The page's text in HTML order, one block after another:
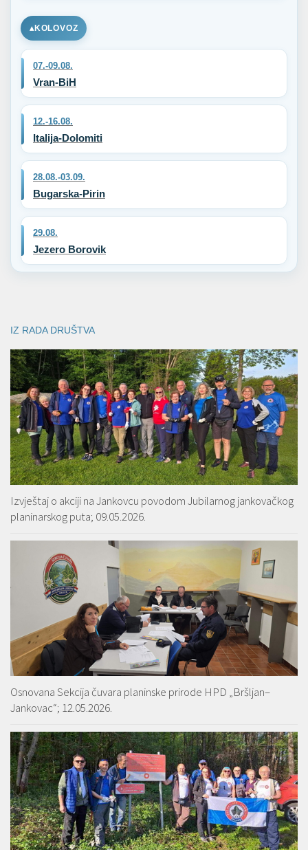
KOLOVOZ
07.-09.08.
Vran-BiH
12.-16.08.
Italija-Dolomiti
28.08.-03.09.
Bugarska-Pirin
29.08.
Jezero Borovik
IZ RADA DRUŠTVA
Izvještaj o akciji na Jankovcu povodom Jubilarnog jankovačkog
planinarskog puta; 09.05.2026.
Osnovana Sekcija čuvara planinske prirode HPD „Bršljan–
Jankovac“; 12.05.2026.